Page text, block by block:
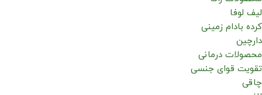
لیف لوفا
کرده بادام زمینی
دارچین
محصولات درمانی
تقویت قوای جنسی
چاقی